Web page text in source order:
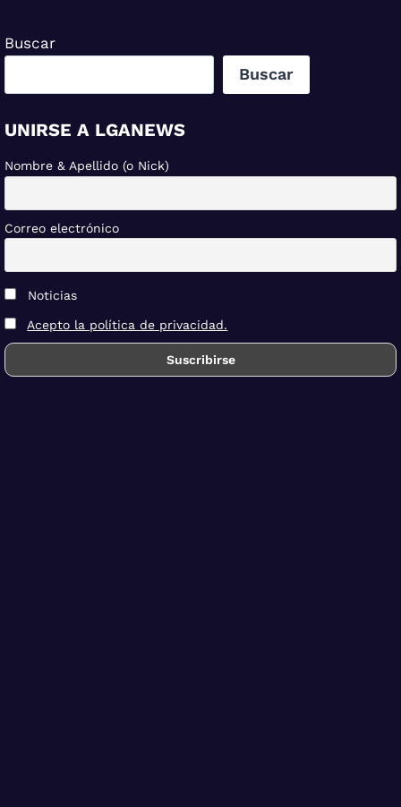
Buscar
Buscar
UNIRSE A LGANEWS
Nombre & Apellido (o Nick)
Correo electrónico
Noticias
Acepto la política de privacidad.